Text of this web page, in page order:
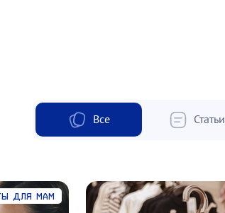
Все Статьи
для мам